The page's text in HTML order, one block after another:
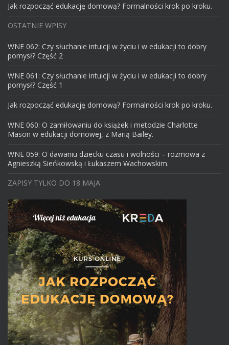
Jak rozpocząć edukację domową? Formalności krok po kroku.
OSTATNIE WPISY
WNE 062: Czy słuchanie intuicji w życiu i w edukacji to dobry
pomysł? Część 2
WNE 061: Czy słuchanie intuicji w życiu i w edukacji to dobry
pomysł? Część 1
Jak rozpocząć edukację domową? Formalności krok po kroku.
WNE 060: O zamiłowaniu do książek i metodzie Charlotte
Mason w edukacji domowej, z Marią Bailey.
WNE 059: O dawaniu dziecku czasu i wolności – rozmowa z
Agnieszką Sieńkowską i Łukaszem Wachowskim.
ZAPISY TYLKO DO 18 MAJA